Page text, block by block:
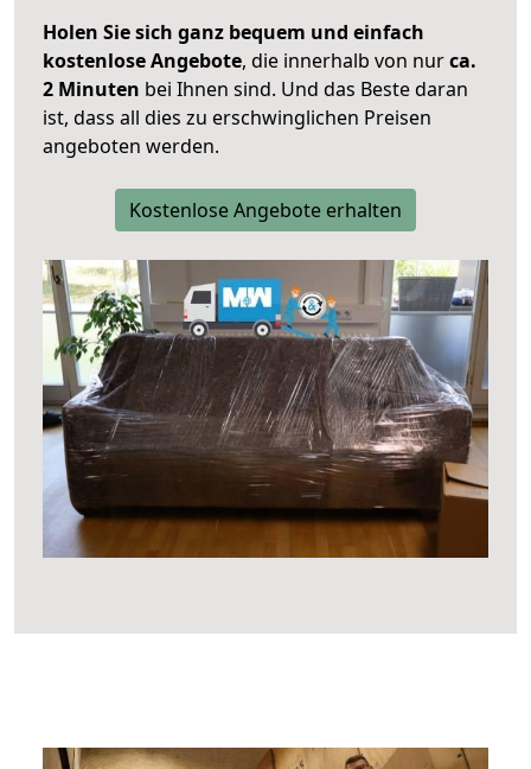
Holen Sie sich ganz bequem und einfach
kostenlose Angebote, die innerhalb von nurca.
2 Minuten bei Ihnen sind. Und das Beste daran
ist, dass all dies zu erschwinglichen Preisen
angeboten werden.
Kostenlose Angebote erhalten